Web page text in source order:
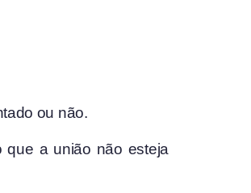
ou não.
que a união não esteja